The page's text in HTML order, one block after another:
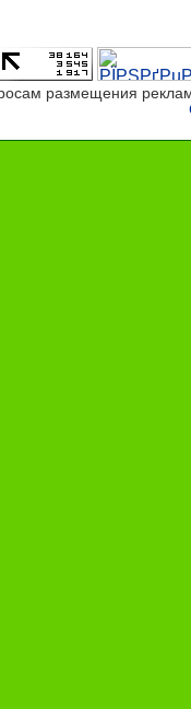
размещения